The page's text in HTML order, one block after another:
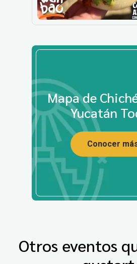
Mapa de
Yucatán
Conocer
Otros eventos